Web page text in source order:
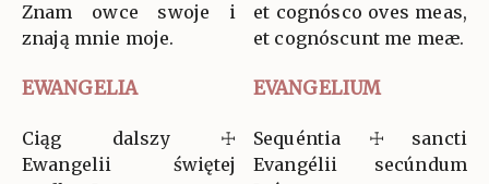
Znam owce swoje i
znają mnie moje.
et cognósco oves meas,
et cognóscunt me meæ.
EWANGELIA EVANGELIUM
Ciąg dalszy ☩
Ewangelii świętej
Sequéntia ☩ sancti
Evangélii secúndum